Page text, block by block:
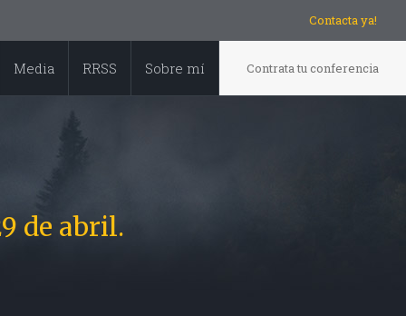
Contacta ya!
Media RRSS Sobre mí Contrata tu conferencia
de abril.